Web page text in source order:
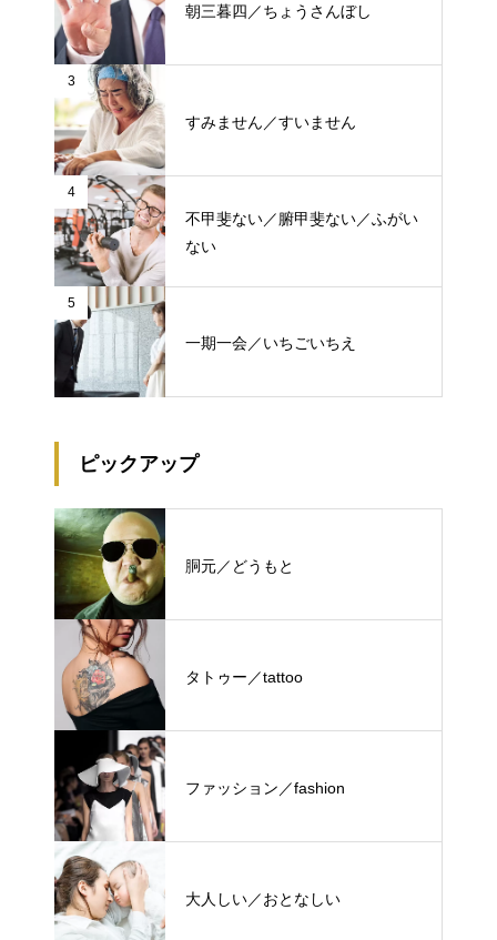
朝三暮四／ちょうさんぼし
3
すみません／すいません
4
不甲斐ない／腑甲斐ない／ふがい
ない
5
一期一会／いちごいちえ
ピックアップ
胴元／どうもと
タトゥー／tattoo
ファッション／fashion
大人しい／おとなしい